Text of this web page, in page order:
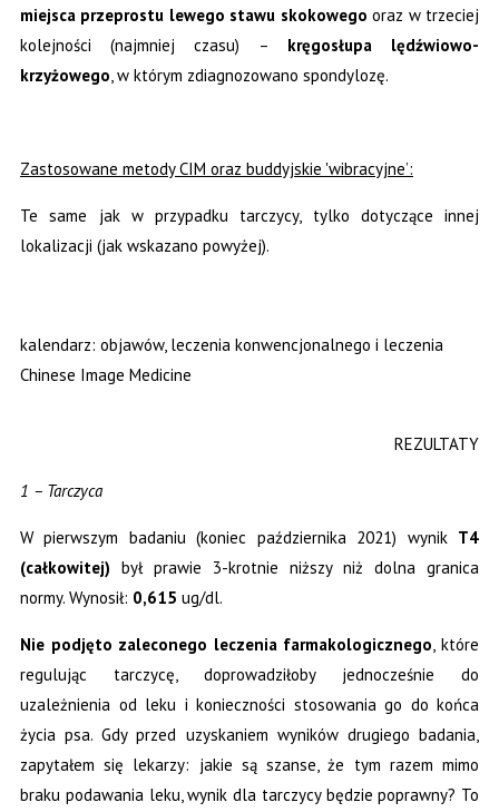
miejsca przeprostu lewego stawu skokowego oraz w trzeciej
kolejności (najmniej czasu) – kręgosłupa lędźwiowo-
krzyżowego , w którym zdiagnozowano spondylozę.
Zastosowane metody CIM oraz buddyjskie 'wibracyjne’:
Te same jak w przypadku tarczycy, tylko dotyczące innej
lokalizacji (jak wskazano powyżej).
kalendarz: objawów, leczenia konwencjonalnego i leczenia
Chinese Image Medicine
REZULTATY
1 – Tarczyca
W pierwszym badaniu (koniec października 2021) wynik T4
(całkowitej) był prawie 3-krotnie niższy niż dolna granica
normy. Wynosił: 0,615 ug/dl.
Nie podjęto zaleconego leczenia farmakologicznego , które
regulując tarczycę, doprowadziłoby jednocześnie do
uzależnienia od leku i konieczności stosowania go do końca
życia psa. Gdy przed uzyskaniem wyników drugiego badania,
zapytałem się lekarzy: jakie są szanse, że tym razem mimo
braku podawania leku, wynik dla tarczycy będzie poprawny? To